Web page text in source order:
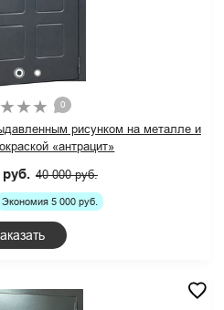
0
рисунком на металле и
«антрацит»
руб. 40 000 руб.
Экономия 5 000 руб.